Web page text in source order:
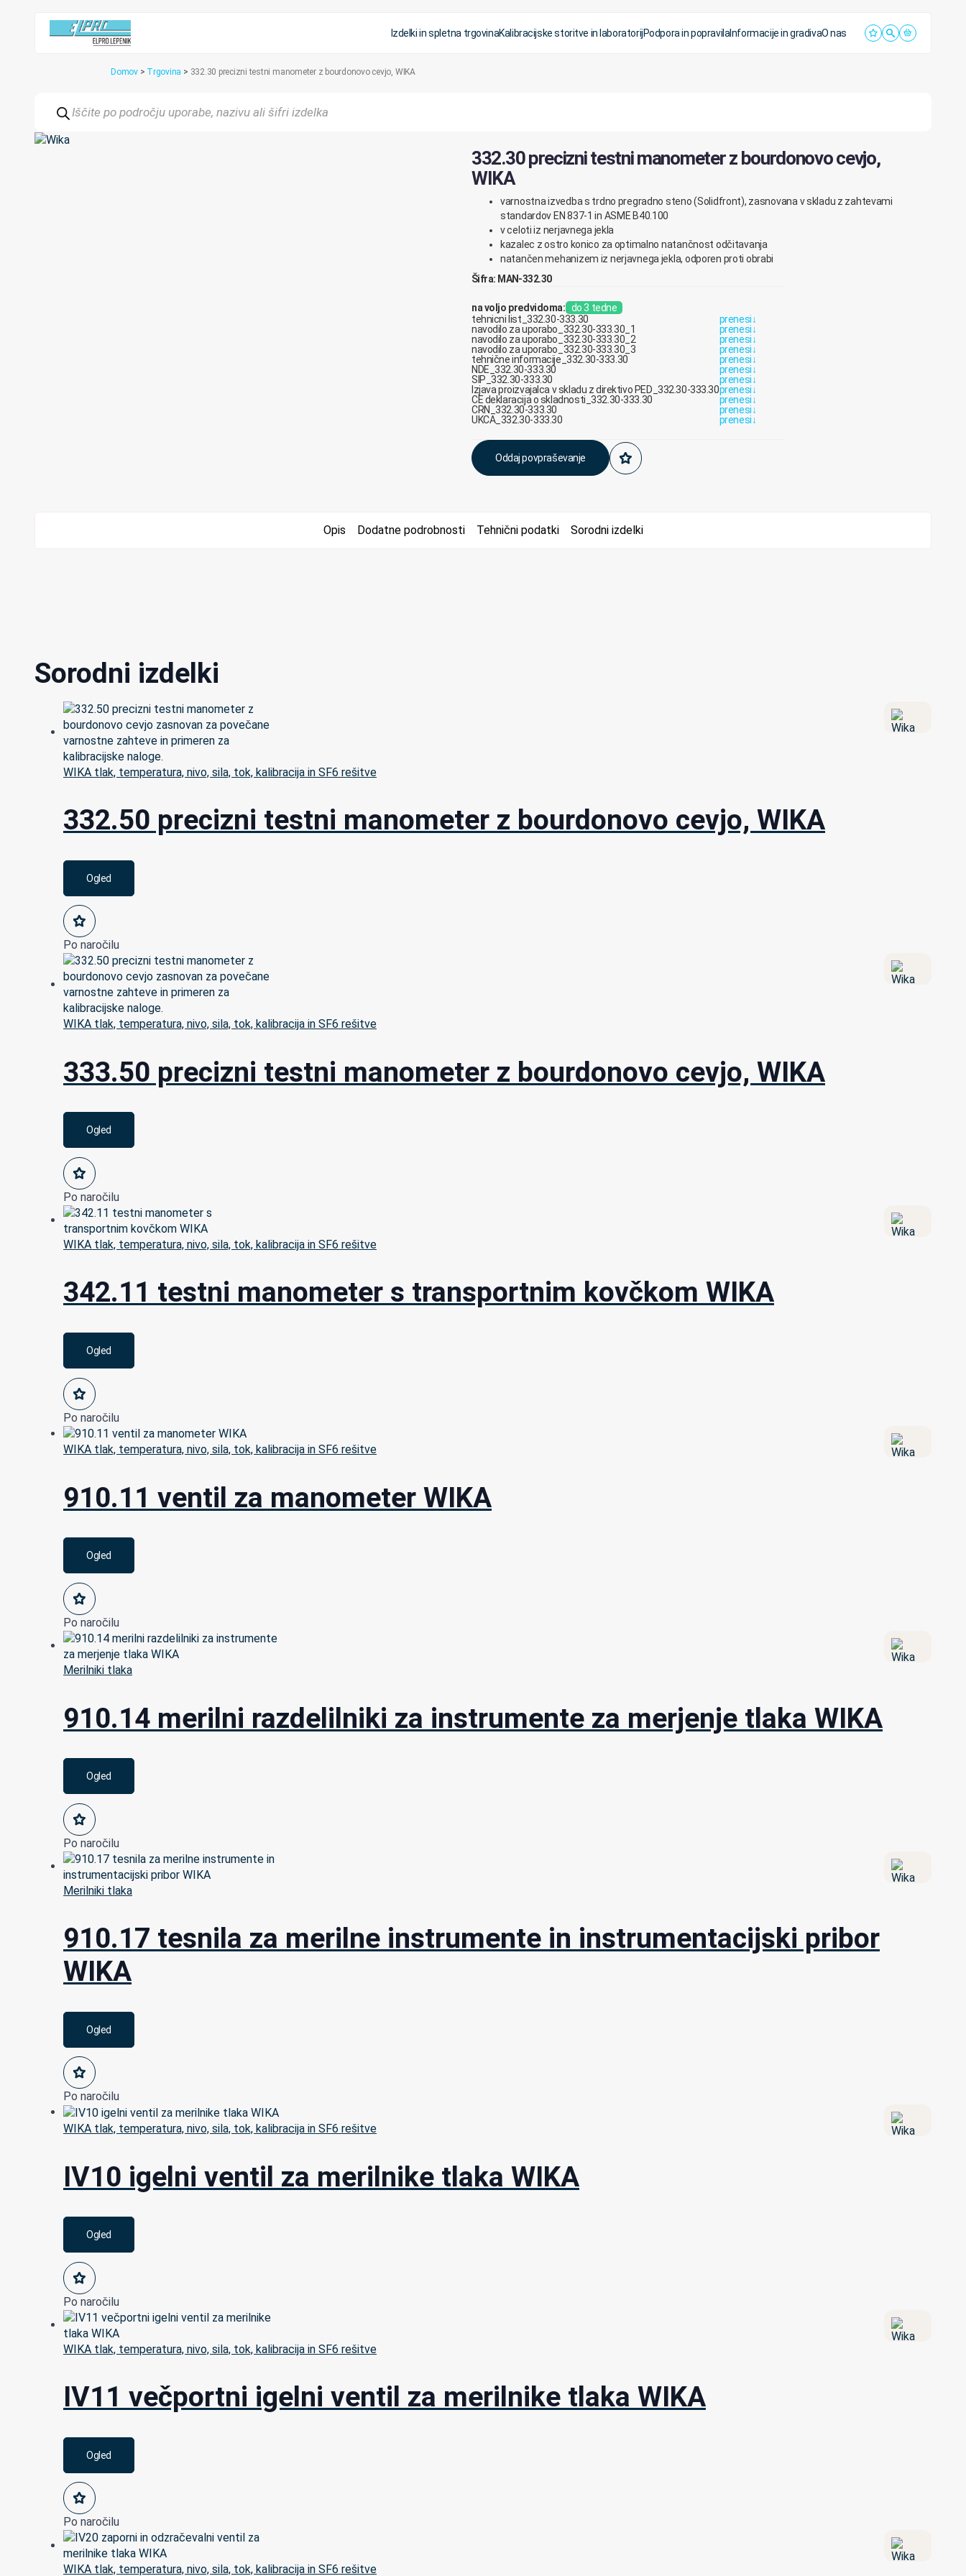
Izdelki in spletna trgovinaKalibracijske storitve in laboratorijPodpora in popravilaInformacije in gradivaO nas
Domov > Trgovina > 332.30 precizni testni manometer z bourdonovo cevjo, WIKA
search
332.30 precizni testni manometer z bourdonovo cevjo,
WIKA
varnostna izvedba s trdno pregradno steno (Solidfront), zasnovana v skladu z zahtevami
standardov EN 837-1 in ASME B40.100
v celoti iz nerjavnega jekla
kazalec z ostro konico za optimalno natančnost odčitavanja
natančen mehanizem iz nerjavnega jekla, odporen proti obrabi
Šifra: MAN-332.30
na voljo predvidoma: do 3 tedne
tehnicni list_332.30-333.30
prenesi↓
navodilo za uporabo_332.30-333.30_1
prenesi↓
navodilo za uporabo_332.30-333.30_2
prenesi↓
navodilo za uporabo_332.30-333.30_3
prenesi↓
tehnične informacije_332.30-333.30
prenesi↓
NDE_332.30-333.30
prenesi↓
SIP_332.30-333.30
prenesi↓
Izjava proizvajalca v skladu z direktivo PED_332.30-333.30prenesi↓
CE deklaracija o skladnosti_332.30-333.30
prenesi↓
CRN_332.30-333.30
prenesi↓
UKCA_332.30-333.30
prenesi↓
Oddaj povpraševanje
Opis Dodatne podrobnosti Tehnični podatki Sorodni izdelki
Sorodni izdelki
WIKA tlak, temperatura, nivo, sila, tok, kalibracija in SF6 rešitve
332.50 precizni testni manometer z bourdonovo cevjo, WIKA
Ogled
Po naročilu
WIKA tlak, temperatura, nivo, sila, tok, kalibracija in SF6 rešitve
333.50 precizni testni manometer z bourdonovo cevjo, WIKA
Ogled
Po naročilu
WIKA tlak, temperatura, nivo, sila, tok, kalibracija in SF6 rešitve
342.11 testni manometer s transportnim kovčkom WIKA
Ogled
Po naročilu
WIKA tlak, temperatura, nivo, sila, tok, kalibracija in SF6 rešitve
910.11 ventil za manometer WIKA
Ogled
Po naročilu
Merilniki tlaka
910.14 merilni razdelilniki za instrumente za merjenje tlaka WIKA
Ogled
Po naročilu
Merilniki tlaka
910.17 tesnila za merilne instrumente in instrumentacijski pribor
WIKA
Ogled
Po naročilu
WIKA tlak, temperatura, nivo, sila, tok, kalibracija in SF6 rešitve
IV10 igelni ventil za merilnike tlaka WIKA
Ogled
Po naročilu
WIKA tlak, temperatura, nivo, sila, tok, kalibracija in SF6 rešitve
IV11 večportni igelni ventil za merilnike tlaka WIKA
Ogled
Po naročilu
WIKA tlak, temperatura, nivo, sila, tok, kalibracija in SF6 rešitve